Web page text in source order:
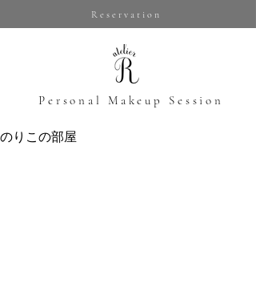
Reservation
​Personal Makeup Session
のりこの部屋